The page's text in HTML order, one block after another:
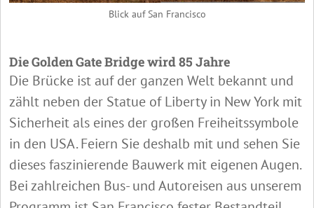
Blick auf San Francisco
Die Golden Gate Bridge wird 85 Jahre
Die Brücke ist auf der ganzen Welt bekannt und
zählt neben der Statue of Liberty in New York mit
Sicherheit als eines der großen Freiheitssymbole
in den USA. Feiern Sie deshalb mit und sehen Sie
dieses faszinierende Bauwerk mit eigenen Augen.
Bei zahlreichen Bus- und Autoreisen aus unserem